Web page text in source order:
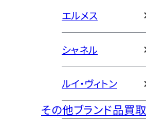
エルメス
シャネル
ルイ・ヴィトン
その他ブランド品買取